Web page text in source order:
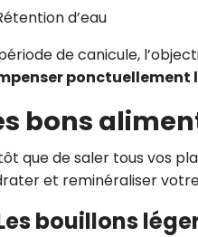
d’eau
de canicule,
ponctuellement
bons
que de saler tous vos
et reminéraliser
bouillons